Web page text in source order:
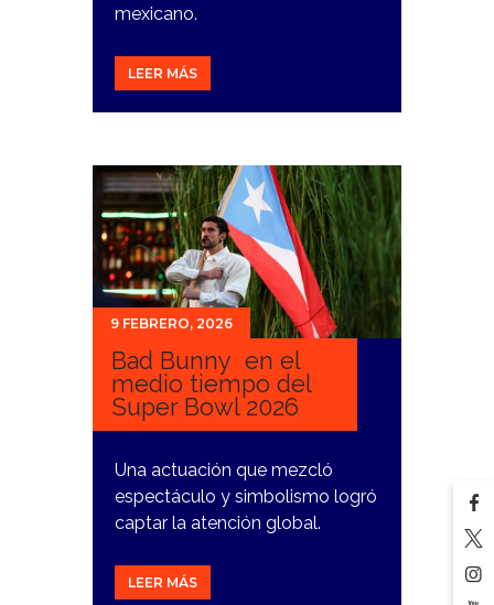
mexicano.
LEER MÁS
9 FEBRERO, 2026
Bad Bunny en el
medio tiempo del
Super Bowl 2026
Una actuación que mezcló
espectáculo y simbolismo logró
captar la atención global.
LEER MÁS